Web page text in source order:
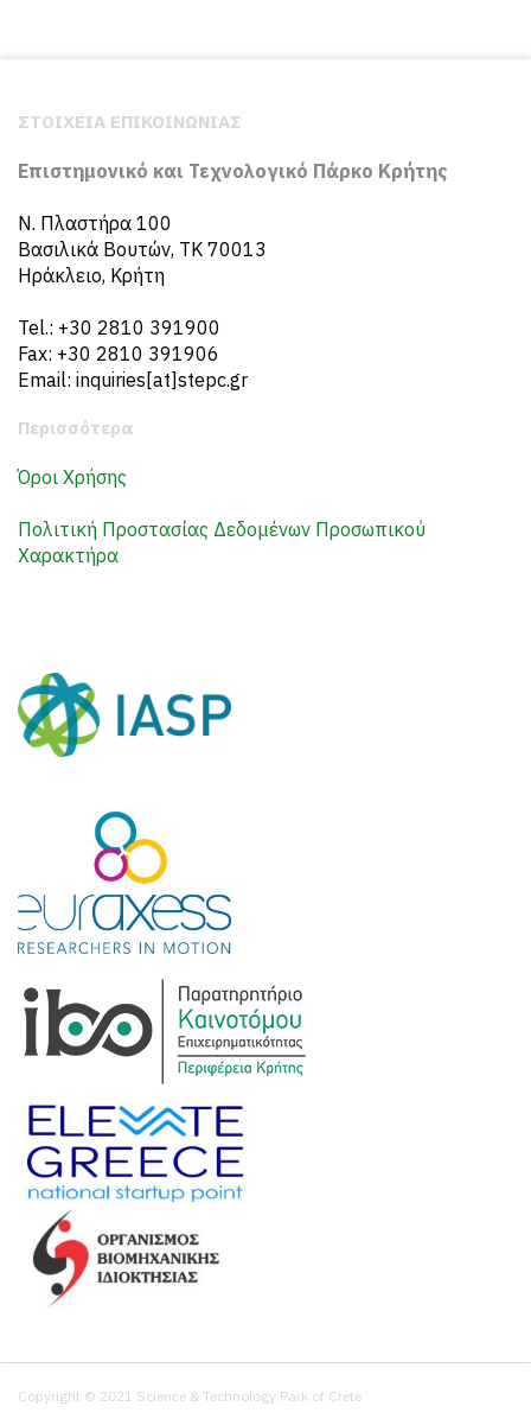
ΣΤΟΙΧΕΙΑ ΕΠΙΚΟΙΝΩΝΙΑΣ
Επιστημονικό και Τεχνολογικό Πάρκο Κρήτης
N. Πλαστήρα 100
Βασιλικά Βουτών, ΤΚ 70013
Ηράκλειο, Κρήτη
Tel.: +30 2810 391900
Fax: +30 2810 391906
Email: inquiries[at]stepc.gr
Περισσότερα
Όροι Χρήσης
Πολιτική Προστασίας Δεδομένων Προσωπικού
Χαρακτήρα
Copyright © 2021 Science & Technology Park of Crete